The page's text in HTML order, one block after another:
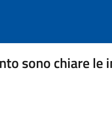
sono chiare le